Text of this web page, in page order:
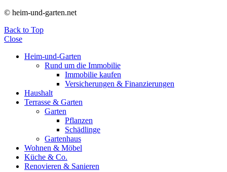
© heim-und-garten.net
Back to Top
Close
Heim-und-Garten
Rund um die Immobilie
Immobilie kaufen
Versicherungen & Finanzierungen
Haushalt
Terrasse & Garten
Garten
Pflanzen
Schädlinge
Gartenhaus
Wohnen & Möbel
Küche & Co.
Renovieren & Sanieren